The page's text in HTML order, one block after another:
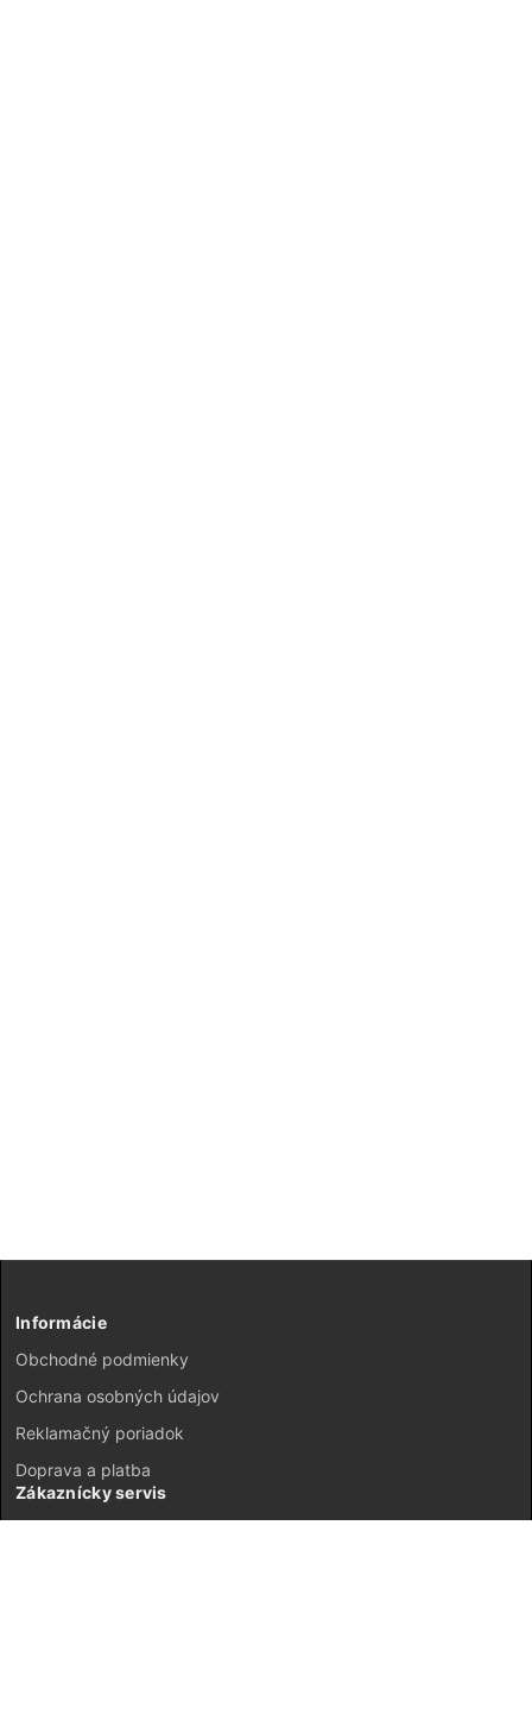
Informácie
Obchodné podmienky
Ochrana osobných údajov
Reklamačný poriadok
Doprava a platba
Zákaznícky servis